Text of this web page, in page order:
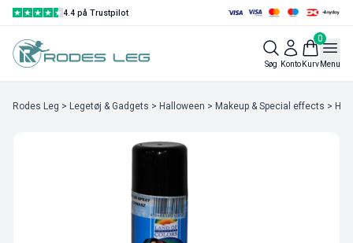
4.4 på Trustpilot
Søg Konto
0
KurvMenu
Rodes Leg > Legetøj & Gadgets > Halloween > Makeup & Special effects >